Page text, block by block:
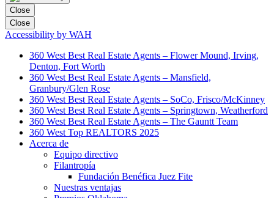
Close
Close
Accessibility by WAH
360 West Best Real Estate Agents – Flower Mound, Irving,
Denton, Fort Worth
360 West Best Real Estate Agents – Mansfield,
Granbury/Glen Rose
360 West Best Real Estate Agents – SoCo, Frisco/McKinney
360 West Best Real Estate Agents – Springtown, Weatherford
360 West Best Real Estate Agents – The Gauntt Team
360 West Top REALTORS 2025
Acerca de
Equipo directivo
Filantropía
Fundación Benéfica Juez Fite
Nuestras ventajas